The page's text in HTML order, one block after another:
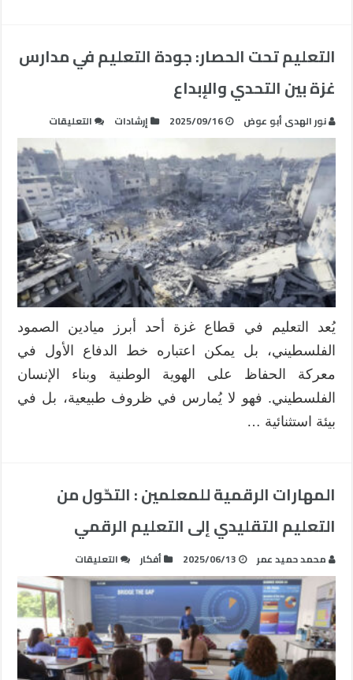
التعليم تحت الحصار: جودة التعليم في مدارس
غزة بين التحدي والإبداع
نور الهدى أبو عوض 2025/09/16 إرشادات التعليقات
التعليم
تحت
الحصار:
جودة
التعليم
في
مدارس
غزة
بين
التحدي
مغلقة
يُعد التعليم في قطاع غزة أحد أبرز ميادين الصمود
الفلسطيني، بل يمكن اعتباره خط الدفاع الأول في
معركة الحفاظ على الهوية الوطنية وبناء الإنسان
الفلسطيني. فهو لا يُمارس في ظروف طبيعية، بل في
بيئة استثنائية …
المهارات الرقمية للمعلمين : التحّول من
التعليم التقليدي إلى التعليم الرقمي
محمد حميد عمر 2025/06/13 أفكار التعليقات
المهارات
الرقمية
للمعلمين
:
التحّول
من